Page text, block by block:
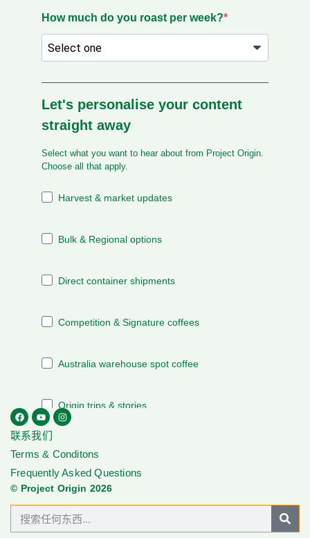
联系我们
Terms & Conditons
Frequently Asked Questions
© Project Origin 2026